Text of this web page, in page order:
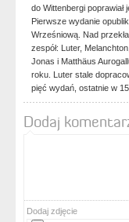
do Wittenbergi
Pierwsze wydanie
Wrześniową. Nad
zespół: Luter,
Jonas i Matthäus
roku. Luter stale
pięć wydań, ostatnie w
Dodaj
Dodaj zdjęcie